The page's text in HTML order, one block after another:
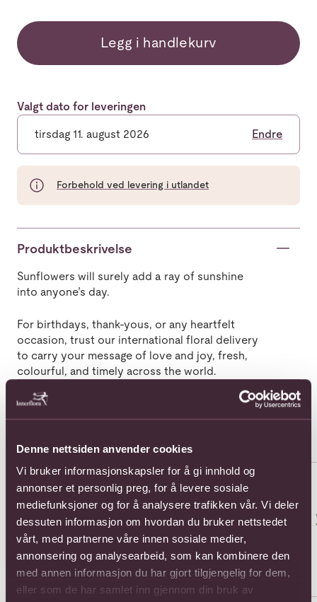
Denne nettsiden anvender cookies
Vi bruker informasjonskapsler for å gi innhold og
annonser et personlig preg, for å levere sosiale
mediefunksjoner og for å analysere trafikken vår. Vi deler
dessuten informasjon om hvordan du bruker nettstedet
vårt, med partnerne våre innen sosiale medier,
annonsering og analysearbeid, som kan kombinere den
med annen informasjon du har gjort tilgjengelig for dem,
eller som de har samlet inn gjennom din bruk av
Legg i handlekurv
Valgt dato for leveringen
tirsdag 11. august 2026 Endre
Forbehold ved levering i utlandet
Produktbeskrivelse
Sunflowers will surely add a ray of sunshine
into anyone’s day.
For birthdays, thank-yous, or any heartfelt
occasion, trust our international floral delivery
to carry your message of love and joy, fresh,
colourful, and timely across the world.
Se mer om Amour Rouge Se mer om Arrangement of